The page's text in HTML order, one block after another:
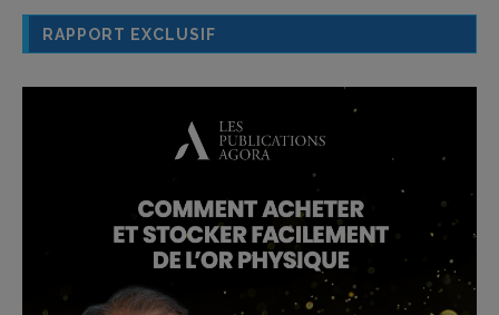
RAPPORT EXCLUSIF